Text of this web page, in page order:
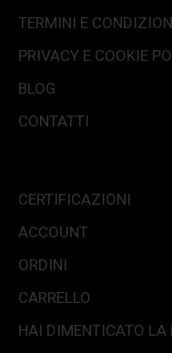
TERMINI E
PRIVACY E COOKIE
BLOG
CONTATTI
CERTIFICAZIONI
ACCOUNT
ORDINI
CARRELLO
HAI DIMENTICATO LA